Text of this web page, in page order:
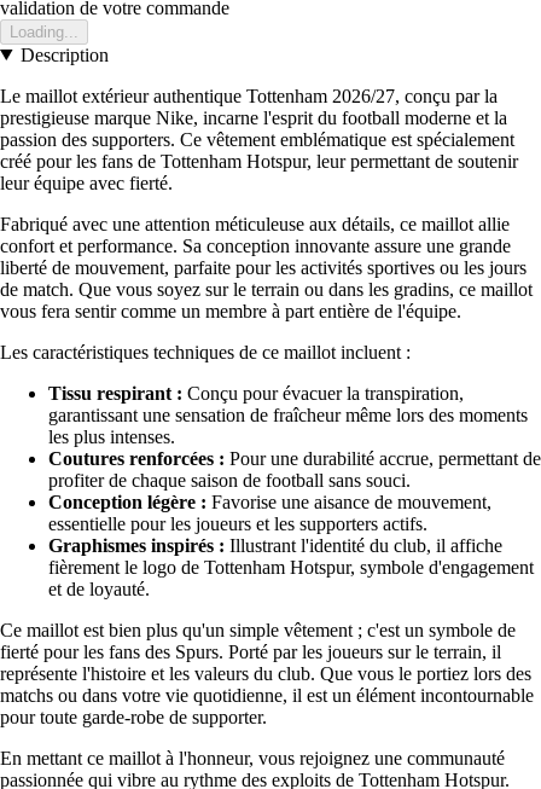
validation de votre commande
Loading...
Description
Le maillot extérieur authentique Tottenham 2026/27, conçu par la
prestigieuse marque Nike, incarne l'esprit du football moderne et la
passion des supporters. Ce vêtement emblématique est spécialement
créé pour les fans de Tottenham Hotspur, leur permettant de soutenir
leur équipe avec fierté.
Fabriqué avec une attention méticuleuse aux détails, ce maillot allie
confort et performance. Sa conception innovante assure une grande
liberté de mouvement, parfaite pour les activités sportives ou les jours
de match. Que vous soyez sur le terrain ou dans les gradins, ce maillot
vous fera sentir comme un membre à part entière de l'équipe.
Les caractéristiques techniques de ce maillot incluent :
Tissu respirant : Conçu pour évacuer la transpiration,
garantissant une sensation de fraîcheur même lors des moments
les plus intenses.
Coutures renforcées : Pour une durabilité accrue, permettant de
profiter de chaque saison de football sans souci.
Conception légère : Favorise une aisance de mouvement,
essentielle pour les joueurs et les supporters actifs.
Graphismes inspirés : Illustrant l'identité du club, il affiche
fièrement le logo de Tottenham Hotspur, symbole d'engagement
et de loyauté.
Ce maillot est bien plus qu'un simple vêtement ; c'est un symbole de
fierté pour les fans des Spurs. Porté par les joueurs sur le terrain, il
représente l'histoire et les valeurs du club. Que vous le portiez lors des
matchs ou dans votre vie quotidienne, il est un élément incontournable
pour toute garde-robe de supporter.
En mettant ce maillot à l'honneur, vous rejoignez une communauté
passionnée qui vibre au rythme des exploits de Tottenham Hotspur.